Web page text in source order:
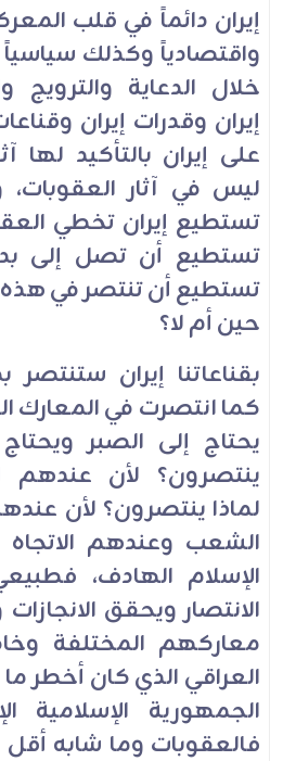
إيران دائماً في قلب
واقتصادياً وكذلك
خلال الدعاية والترويج
إيران وقدرات إيران
على إيران بالتأكيد لها
ليس في آثار العقوبات،
تستطيع إيران تخطي
تستطيع أن تصل إلى
تستطيع أن تنتصر في
حين أم لا؟
بقناعاتنا إيران
كما انتصرت في المعارك
يحتاج إلى الصبر
ينتصرون؟ لأن عندهم
لماذا ينتصرون؟ لأن
الشعب وعندهم
الإسلام الهادف،
الانتصار ويحقق
معاركهم المختلفة
العراقي الذي كان أخطر
الجمهورية الإسلامية
فالعقوبات وما شابه